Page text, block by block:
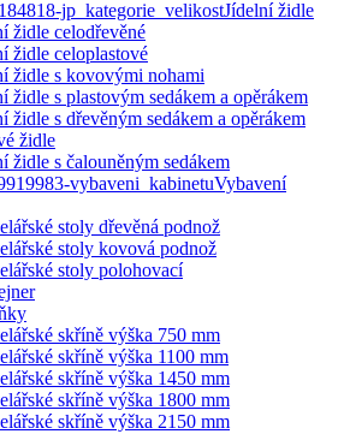
Jídelní židle
židle celodřevěné
židle celoplastové
židle s kovovými nohami
židle s plastovým sedákem a opěrákem
židle s dřevěným sedákem a opěrákem
židle
židle s čalouněným sedákem
Vybavení
stoly dřevěná podnož
stoly kovová podnož
stoly polohovací
skříně výška 750 mm
skříně výška 1100 mm
skříně výška 1450 mm
skříně výška 1800 mm
skříně výška 2150 mm